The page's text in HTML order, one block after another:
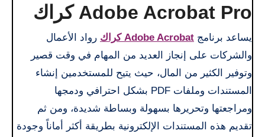
Adobe Acrobat Pro كراك
يساعد برنامج Adobe Acrobat كراك
رواد الأعمال
والشركات على إنجاز العديد من المهام في وقت قصير
وتوفير الكثير من المال، حيث يتيح للمستخدمين إنشاء
المستندات وملفات PDF بشكل احترافي ودمجها
ومراجعتها وتحريرها بسهولة وبساطة شديدة، ومن ثم
تقديم هذه المستندات الإلكترونية بطريقة أكثر أماناً وجودة